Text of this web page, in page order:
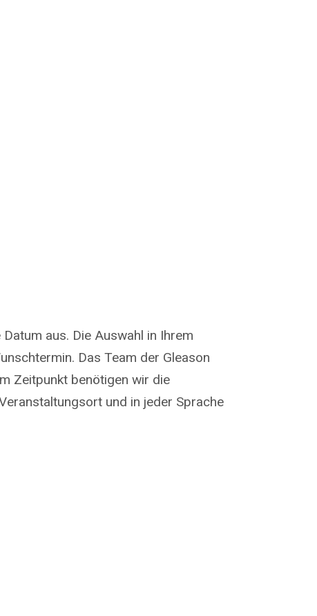
aus. Die Auswahl in Ihrem
Das Team der Gleason
Zeitpunkt benötigen wir die
und in jeder Sprache